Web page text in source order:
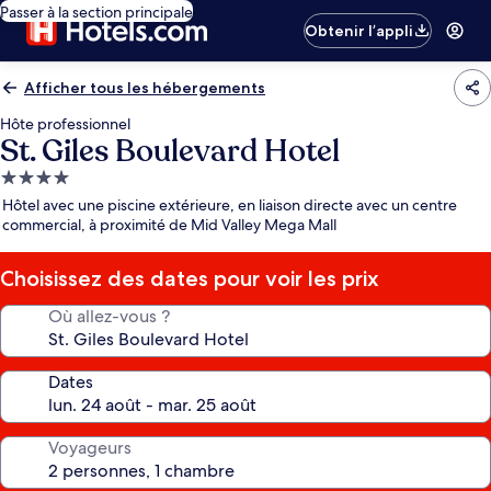
Passer à la section principale
Obtenir l’appli
Afficher tous les hébergements
Hôte professionnel
St. Giles Boulevard Hotel
Hébergement
4.0 étoiles
Hôtel avec une piscine extérieure, en liaison directe avec un centre
commercial, à proximité de Mid Valley Mega Mall
Choisissez des dates pour voir les prix
Où allez-vous ?
Dates
Voyageurs